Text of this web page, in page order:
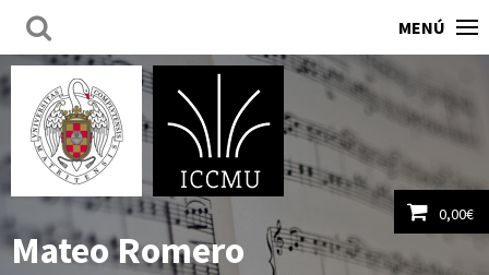
MENÚ
0,00€
Ver carrito
Mateo Romero